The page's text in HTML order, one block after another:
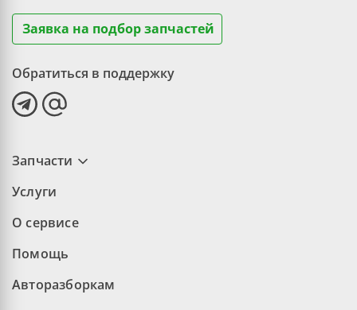
Заявка на подбор запчастей
Обратиться в поддержку
Запчасти
Услуги
О сервисе
Помощь
Авторазборкам